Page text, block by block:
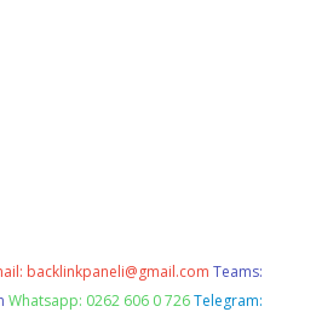
backlinkpaneli@gmail.com Teams:
Whatsapp: 0262 606 0 726 Telegram: